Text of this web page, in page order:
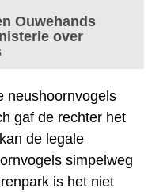
Ouwehands
over
neushoornvogels
gaf de rechter het
de legale
simpelweg
is het niet